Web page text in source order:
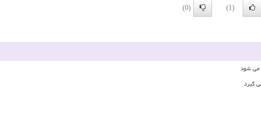
(1)
(0)
می شود
گیرد